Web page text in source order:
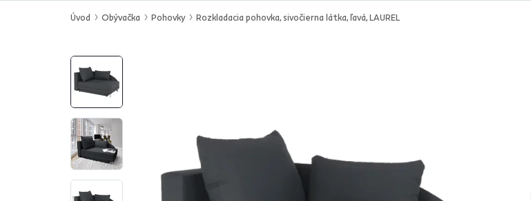
Úvod Obývačka Pohovky Rozkladacia pohovka, sivočierna látka, ľavá, LAUREL